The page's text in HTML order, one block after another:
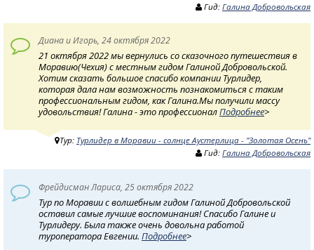
Гид: Галина Добровольская
Диана и Игорь, 24 октября 2022
21 октября 2022 мы вернулись со сказочного путешествия в
Моравию(Чехия) с местным гидом Галиной Добровольской.
Хотим сказать большое спасибо компании Турлидер,
которая дала нам возможность познакомиться с таким
профессиональным гидом, как Галина.Мы получили массу
удовольствия! Галина - это профессионалПодробнее>
Тур: Турлидер в Моравии - солнце Аустерлица - "Золотая Осень"
Гид: Галина Добровольская
Фрейдисман Лариса, 25 октября 2022
Тур по Моравии с волшебным гидом Галиной Добровольской
оставил самые лучшие воспоминания! Спасибо Галине и
Турлидеру. Была также очень довольна работой
туроператора Евгении. Подробнее>